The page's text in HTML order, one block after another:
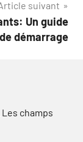
suivant
Un guide
de démarrage
Les champs